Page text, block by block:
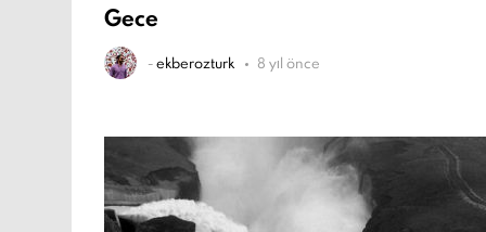
Gece
-ekberozturk 8 yıl önce